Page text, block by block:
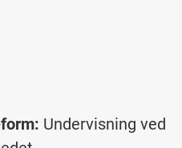
Undervisning ved